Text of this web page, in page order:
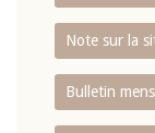
Note sur la
Bulletin